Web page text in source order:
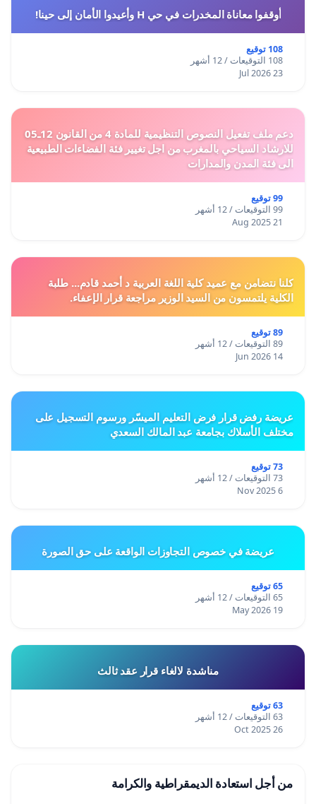
أوقفوا معاناة المخدرات في حي H وأعيدوا الأمان إلى حينا!
108 توقيع
108 التوقيعات / 12 أشهر
23 Jul 2026
دعم ملف تفعيل النصوص التنظيمية للمادة 4 من القانون 12ـ05
للارشاد السياحي بالمغرب من اجل تغيير فئة الفضاءات الطبيعية
الى فئة المدن والمدارات
99 توقيع
99 التوقيعات / 12 أشهر
21 Aug 2025
كلنا نتضامن مع عميد كلية اللغة العربية د أحمد قادم... طلبة
الكلية يلتمسون من السيد الوزير مراجعة قرار الإعفاء.
89 توقيع
89 التوقيعات / 12 أشهر
14 Jun 2026
عريضة رفض قرار فرض التعليم الميسّر ورسوم التسجيل على
مختلف الأسلاك بجامعة عبد المالك السعدي
73 توقيع
73 التوقيعات / 12 أشهر
6 Nov 2025
عريضة في خصوص التجاوزات الواقعة على حق الصورة
65 توقيع
65 التوقيعات / 12 أشهر
19 May 2026
مناشدة لالغاء قرار عقد ثالث
63 توقيع
63 التوقيعات / 12 أشهر
26 Oct 2025
من أجل استعادة الديمقراطية والكرامة